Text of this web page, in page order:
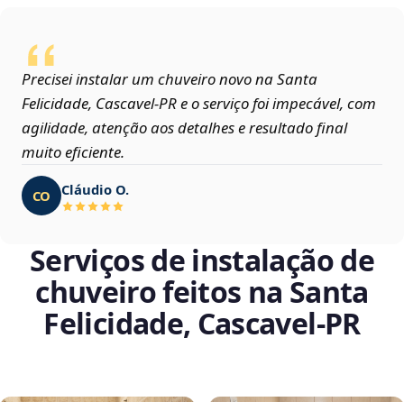
Precisei instalar um chuveiro novo na Santa
Felicidade, Cascavel‑PR e o serviço foi impecável, com
agilidade, atenção aos detalhes e resultado final
muito eficiente.
CO Cláudio O.
Serviços de instalação de
chuveiro feitos na Santa
Felicidade, Cascavel‑PR